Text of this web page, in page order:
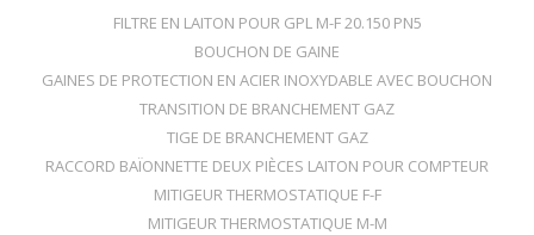
FILTRE EN LAITON POUR GPL M-F 20.150 PN5
BOUCHON DE GAINE
GAINES DE PROTECTION EN ACIER INOXYDABLE AVEC BOUCHON
TRANSITION DE BRANCHEMENT GAZ
TIGE DE BRANCHEMENT GAZ
RACCORD BAÏONNETTE DEUX PIÈCES LAITON POUR COMPTEUR
MITIGEUR THERMOSTATIQUE F-F
MITIGEUR THERMOSTATIQUE M-M